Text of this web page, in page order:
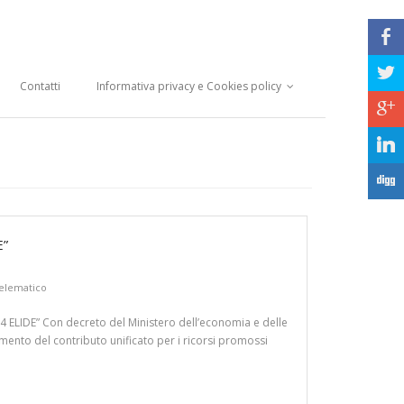
Contatti Informativa privacy e Cookies policy
ELIDE” Con decreto del Ministero dell’economia e delle
del contributo unificato per i ricorsi promossi
b
a
c
j
F